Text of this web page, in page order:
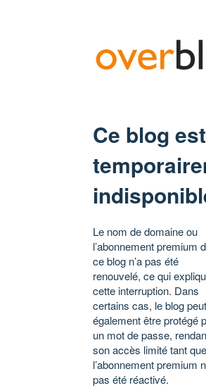
Ce blog est
Le nom de domaine ou
l’abonnement premium
ce blog n’a pas été
renouvelé, ce qui
cette interruption. Dans
certains cas, le blog peut
également être protégé
un mot de passe,
son accès limité tant que
l’abonnement premium
pas été réactivé.